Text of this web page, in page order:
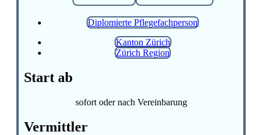
Diplomierte Pflegefachperson
Kanton Zürich
Zürich Region
Start ab
sofort oder nach Vereinbarung
Vermittler